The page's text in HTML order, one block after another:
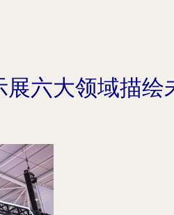
六大领域描绘